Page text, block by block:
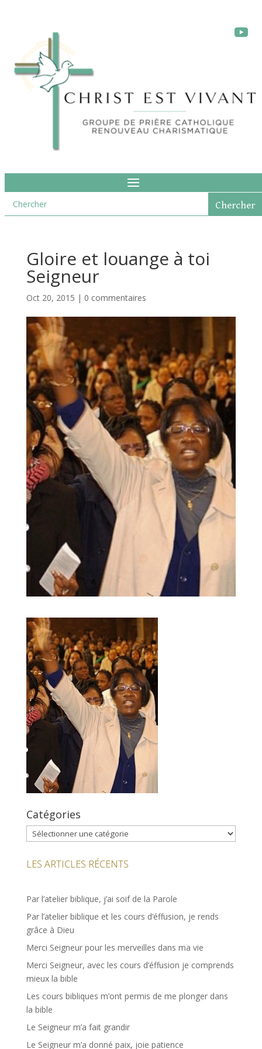
Gloire et louange à toi
Seigneur
Oct 20, 2015 | 0 commentaires
Catégories
Catégories
LES ARTICLES RÉCENTS
Par l’atelier biblique, j’ai soif de la Parole
Par l’atelier biblique et les cours d’éffusion, je rends
grâce à Dieu
Merci Seigneur pour les merveilles dans ma vie
Merci Seigneur, avec les cours d’éffusion je comprends
mieux la bible
Les cours bibliques m’ont permis de me plonger dans
la bible
Le Seigneur m’a fait grandir
Le Seigneur m’a donné paix, joie patience